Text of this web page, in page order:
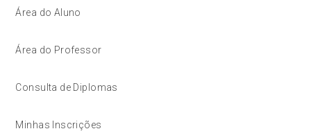
Área do Aluno
Área do Professor
Consulta de Diplomas
Minhas Inscrições